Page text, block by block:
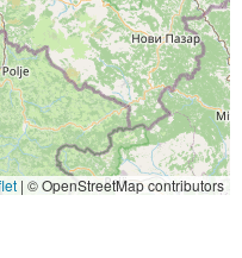
| © OpenStreetMap contributors